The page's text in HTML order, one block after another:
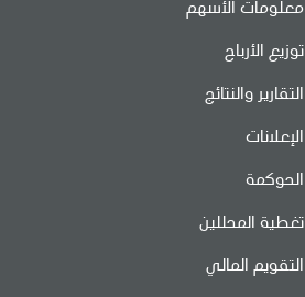
معلومات الأسهم
توزيع الأرباح
التقارير والنتائج
الإعلانات
الحوكمة
تغطية المحللين
التقويم المالي